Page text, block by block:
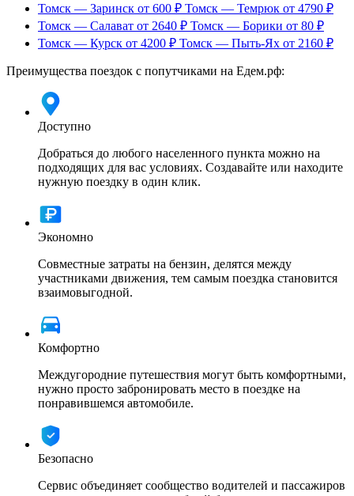
Томск — Заринск от 600 ₽ Томск — Темрюк от 4790 ₽
Томск — Салават от 2640 ₽ Томск — Борики от 80 ₽
Томск — Курск от 4200 ₽ Томск — Пыть-Ях от 2160 ₽
Преимущества поездок с попутчиками на Едем.рф:
Доступно
Добраться до любого населенного пункта можно на
подходящих для вас условиях. Создавайте или находите
нужную поездку в один клик.
Экономно
Совместные затраты на бензин, делятся между
участниками движения, тем самым поездка становится
взаимовыгодной.
Комфортно
Междугородние путешествия могут быть комфортными,
нужно просто забронировать место в поездке на
понравившемся автомобиле.
Безопасно
Сервис объединяет сообщество водителей и пассажиров